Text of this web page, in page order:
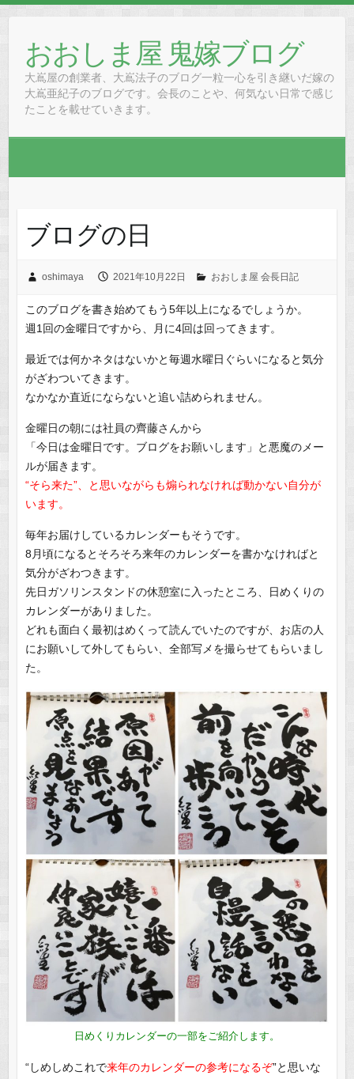
contentおおしま屋 鬼嫁ブログ
大嶌屋の創業者、大嶌法子のブログ一粒一心を引き継いだ嫁の
大嶌亜紀子のブログです。会長のことや、何気ない日常で感じ
たことを載せていきます。
ブログの日
oshimaya 2021年10月22日 おおしま屋 会長日記
このブログを書き始めてもう5年以上になるでしょうか。
週1回の金曜日ですから、月に4回は回ってきます。
最近では何かネタはないかと毎週水曜日ぐらいになると気分
がざわついてきます。
なかなか直近にならないと追い詰められません。
金曜日の朝には社員の齊藤さんから
「今日は金曜日です。ブログをお願いします」と悪魔のメー
ルが届きます。
“そら来た”、と思いながらも煽られなければ動かない自分が
います。
毎年お届けしているカレンダーもそうです。
8月頃になるとそろそろ来年のカレンダーを書かなければと
気分がざわつきます。
先日ガソリンスタンドの休憩室に入ったところ、日めくりの
カレンダーがありました。
どれも面白く最初はめくって読んでいたのですが、お店の人
にお願いして外してもらい、全部写メを撮らせてもらいまし
た。
日めくりカレンダーの一部をご紹介します。
“しめしめこれで来年のカレンダーの参考になるぞ”と思いな